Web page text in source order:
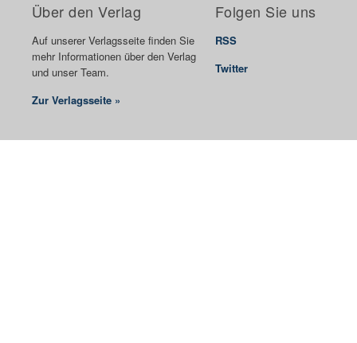
Über den Verlag
Auf unserer Verlagsseite finden Sie
mehr Informationen über den Verlag
und unser Team.
Zur Verlagsseite »
Folgen Sie uns
RSS
Twitter